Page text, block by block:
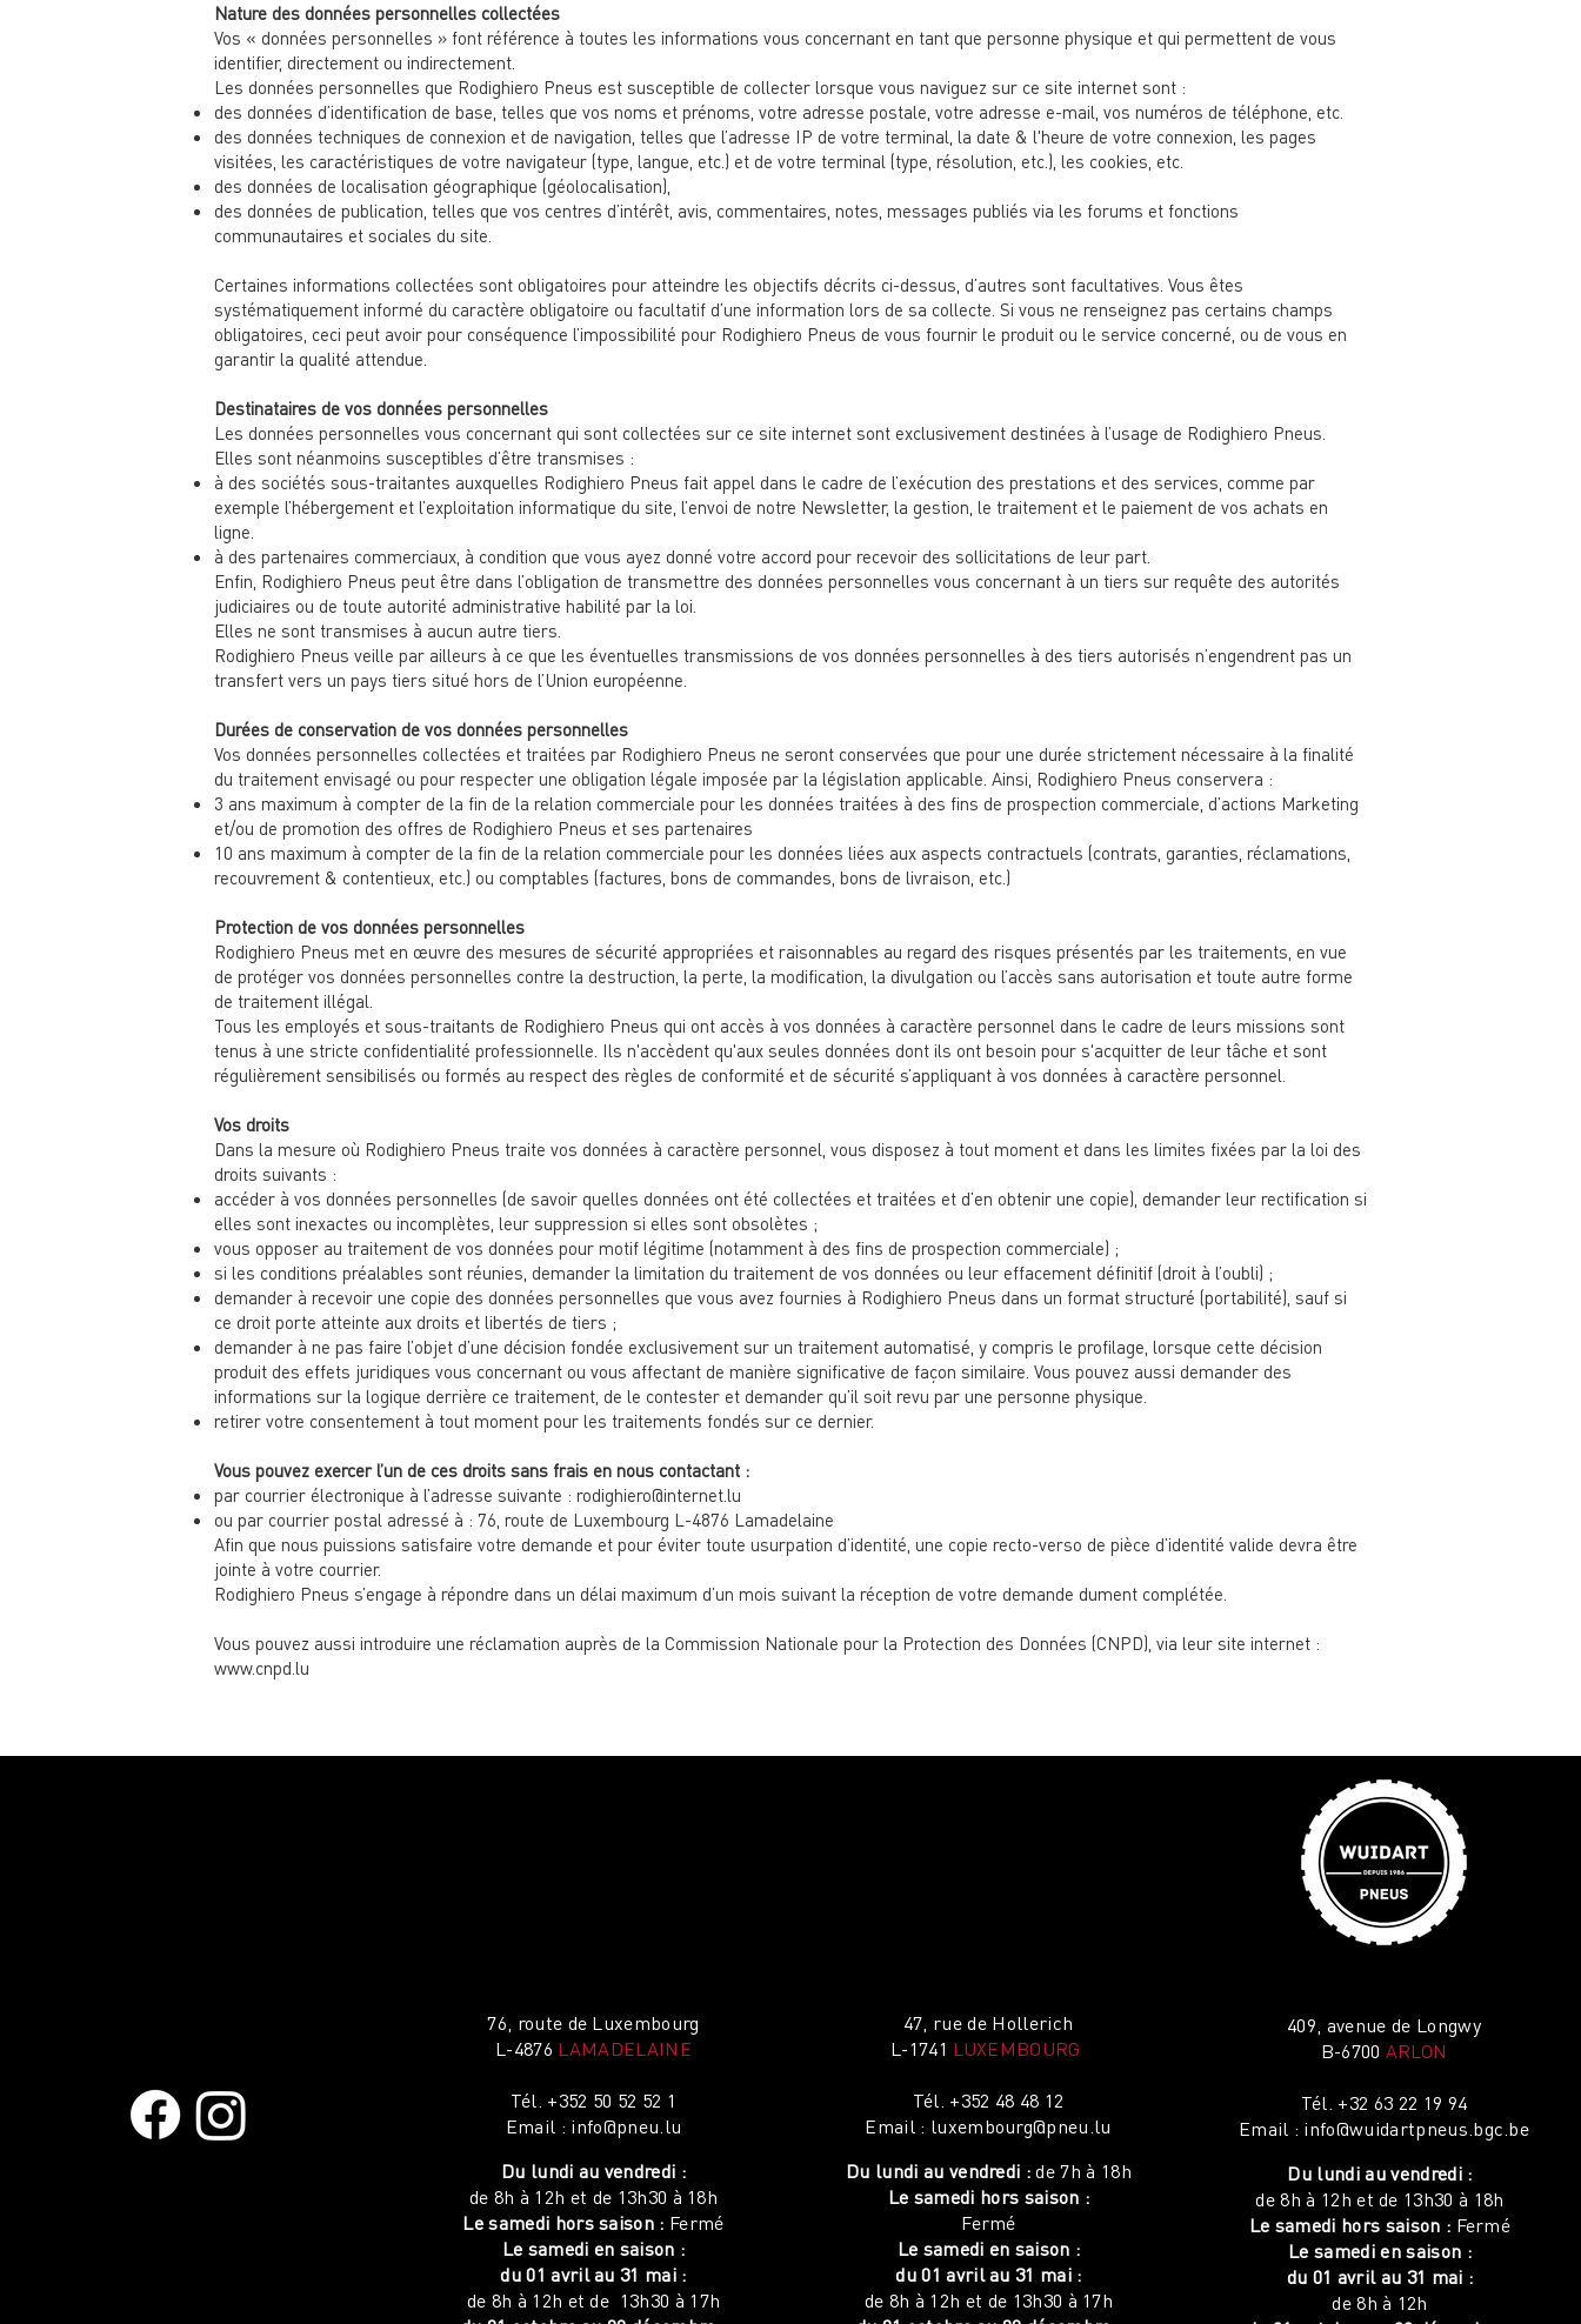
Nature des données personnelles collectées
Vos « données personnelles » font référence à toutes les informations vous concernant en tant que personne physique et qui permettent de vous
identifier, directement ou indirectement.
Les données personnelles que Rodighiero Pneus est susceptible de collecter lorsque vous naviguez sur ce site internet sont :
des données d’identification de base, telles que vos noms et prénoms, votre adresse postale, votre adresse e-mail, vos numéros de téléphone, etc.
des données techniques de connexion et de navigation, telles que l’adresse IP de votre terminal, la date & l'heure de votre connexion, les pages
visitées, les caractéristiques de votre navigateur (type, langue, etc.) et de votre terminal (type, résolution, etc.), les cookies, etc.
des données de localisation géographique (géolocalisation),
des données de publication, telles que vos centres d’intérêt, avis, commentaires, notes, messages publiés via les forums et fonctions
communautaires et sociales du site.​
Certaines informations collectées sont obligatoires pour atteindre les objectifs décrits ci-dessus, d’autres sont facultatives. Vous êtes
systématiquement informé du caractère obligatoire ou facultatif d’une information lors de sa collecte. Si vous ne renseignez pas certains champs
obligatoires, ceci peut avoir pour conséquence l’impossibilité pour Rodighiero Pneus de vous fournir le produit ou le service concerné, ou de vous en
garantir la qualité attendue.
Destinataires de vos données personnelles
Les données personnelles vous concernant qui sont collectées sur ce site internet sont exclusivement destinées à l’usage de Rodighiero Pneus.
Elles sont néanmoins susceptibles d’être transmises :
à des sociétés sous-traitantes auxquelles Rodighiero Pneus fait appel dans le cadre de l’exécution des prestations et des services, comme par
exemple l’hébergement et l’exploitation informatique du site, l’envoi de notre Newsletter, la gestion, le traitement et le paiement de vos achats en
ligne.
à des partenaires commerciaux, à condition que vous ayez donné votre accord pour recevoir des sollicitations de leur part.
Enfin, Rodighiero Pneus peut être dans l’obligation de transmettre des données personnelles vous concernant à un tiers sur requête des autorités
judiciaires ou de toute autorité administrative habilité par la loi.
Elles ne sont transmises à aucun autre tiers.
Rodighiero Pneus veille par ailleurs à ce que les éventuelles transmissions de vos données personnelles à des tiers autorisés n’engendrent pas un
transfert vers un pays tiers situé hors de l’Union européenne.
Durées de conservation de vos données personnelles
Vos données personnelles collectées et traitées par Rodighiero Pneus ne seront conservées que pour une durée strictement nécessaire à la finalité
du traitement envisagé ou pour respecter une obligation légale imposée par la législation applicable. Ainsi, Rodighiero Pneus conservera :
3 ans maximum à compter de la fin de la relation commerciale pour les données traitées à des fins de prospection commerciale, d’actions Marketing
et/ou de promotion des offres de Rodighiero Pneus et ses partenaires
10 ans maximum à compter de la fin de la relation commerciale pour les données liées aux aspects contractuels (contrats, garanties, réclamations,
recouvrement & contentieux, etc.) ou comptables (factures, bons de commandes, bons de livraison, etc.)
Protection de vos données personnelles
Rodighiero Pneus met en œuvre des mesures de sécurité appropriées et raisonnables au regard des risques présentés par les traitements, en vue
de protéger vos données personnelles contre la destruction, la perte, la modification, la divulgation ou l’accès sans autorisation et toute autre forme
de traitement illégal.
Tous les employés et sous-traitants de Rodighiero Pneus qui ont accès à vos données à caractère personnel dans le cadre de leurs missions sont
tenus à une stricte confidentialité professionnelle. Ils n'accèdent qu'aux seules données dont ils ont besoin pour s'acquitter de leur tâche et sont
régulièrement sensibilisés ou formés au respect des règles de conformité et de sécurité s’appliquant à vos données à caractère personnel.
Vos droits
Dans la mesure où Rodighiero Pneus traite vos données à caractère personnel, vous disposez à tout moment et dans les limites fixées par la loi des
droits suivants :
accéder à vos données personnelles (de savoir quelles données ont été collectées et traitées et d’en obtenir une copie), demander leur rectification si
elles sont inexactes ou incomplètes, leur suppression si elles sont obsolètes ;
vous opposer au traitement de vos données pour motif légitime (notamment à des fins de prospection commerciale) ;
si les conditions préalables sont réunies, demander la limitation du traitement de vos données ou leur effacement définitif (droit à l’oubli) ;
demander à recevoir une copie des données personnelles que vous avez fournies à Rodighiero Pneus dans un format structuré (portabilité), sauf si
ce droit porte atteinte aux droits et libertés de tiers ;
demander à ne pas faire l’objet d’une décision fondée exclusivement sur un traitement automatisé, y compris le profilage, lorsque cette décision
produit des effets juridiques vous concernant ou vous affectant de manière significative de façon similaire. Vous pouvez aussi demander des
informations sur la logique derrière ce traitement, de le contester et demander qu’il soit revu par une personne physique.
retirer votre consentement à tout moment pour les traitements fondés sur ce dernier.
Vous pouvez exercer l’un de ces droits sans frais en nous contactant :
par courrier électronique à l’adresse suivante : rodighiero@internet.lu
ou par courrier postal adressé à : 76, route de Luxembourg L-4876 Lamadelaine
Afin que nous puissions satisfaire votre demande et pour éviter toute usurpation d’identité, une copie recto-verso de pièce d’identité valide devra être
jointe à votre courrier.
Rodighiero Pneus s’engage à répondre dans un délai maximum d’un mois suivant la réception de votre demande dument complétée.
Vous pouvez aussi introduire une réclamation auprès de la Commission Nationale pour la Protection des Données (CNPD), via leur site internet :
www.cnpd.lu
76, route de Luxembourg
L-4876 LAMADELAINE
Tél. +352 50 52 52 1
Email : info@pneu.lu
Du lundi au vendredi :
de 8h à 12h et de 13h30 à 18h
Le samedi hors saison : Fermé
Le samedi en saison :
du 01 avril au 31 mai :
de 8h à 12h et de 13h30 à 17h
47, rue de Hollerich
L-1741 LUXEMBOURG
Tél. +352 48 48 12
Email : luxembourg@pneu.lu
Du lundi au vendredi :de 7h à 18h
Le samedi hors saison :
Fermé
Le samedi en saison :
du 01 avril au 31 mai :
de 8h à 12h et de 13h30 à 17h
409, avenue de Longwy
B-6700 ARLON
Tél. +32 63 22 19 94
Email : info@wuidartpneus.bgc.be
Du lundi au vendredi :
de 8h à 12h et de 13h30 à 18h
Le samedi hors saison : Fermé
Le samedi en saison :
du 01 avril au 31 mai :
de 8h à 12h